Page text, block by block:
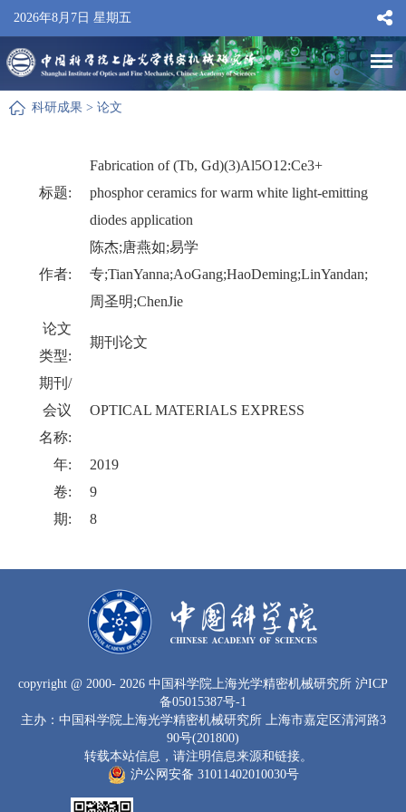
2026年8月7日 星期五
科研成果 > 论文
标题:
Fabrication of (Tb, Gd)(3)Al5O12:Ce3+
phosphor ceramics for warm white light-emitting
diodes application
作者:
陈杰;唐燕如;易学
专;TianYanna;AoGang;HaoDeming;LinYandan;
周圣明;ChenJie
论文
类型:
期刊论文
期刊/
会议
名称:
OPTICAL MATERIALS EXPRESS
年:
2019
卷:
9
期:
8
copyright @ 2000- 2026 中国科学院上海光学精密机械研究所 沪ICP
备05015387号-1
主办：中国科学院上海光学精密机械研究所 上海市嘉定区清河路3
90号(201800)
转载本站信息，请注明信息来源和链接。
沪公网安备 31011402010030号